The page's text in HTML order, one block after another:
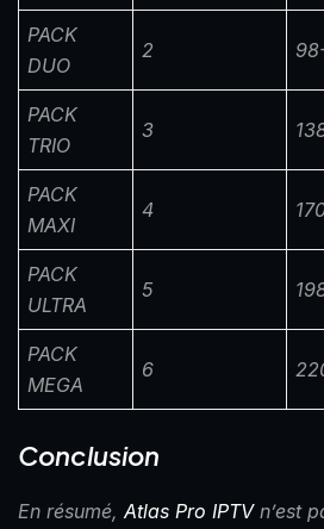
PACK
DUO
2
PACK
TRIO
3
PACK
MAXI
4
PACK
ULTRA
5
PACK
MEGA
6
Conclusion
En résumé,Atlas Pro IPTVn’est